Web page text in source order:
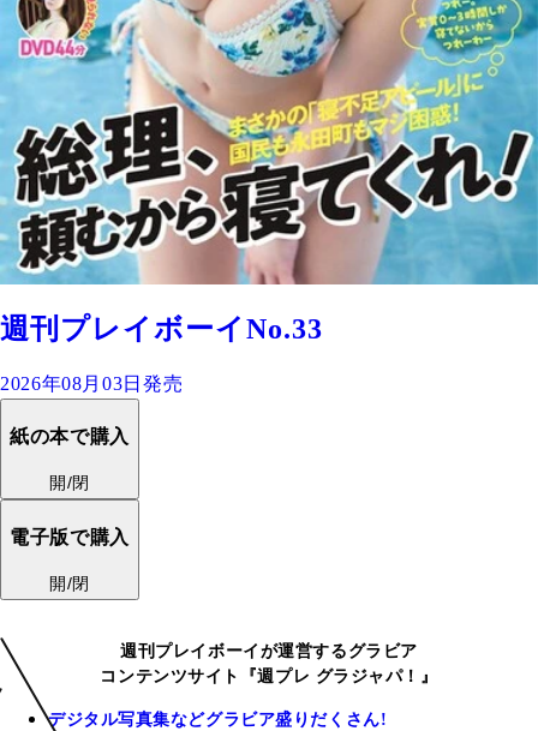
週刊プレイボーイNo.33
2026年08月03日発売
紙の本で購入
開/閉
電子版で購入
開/閉
週刊プレイボーイが運営するグラビア
コンテンツサイト『週プレ グラジャパ！』
デジタル写真集などグラビア盛りだくさん!